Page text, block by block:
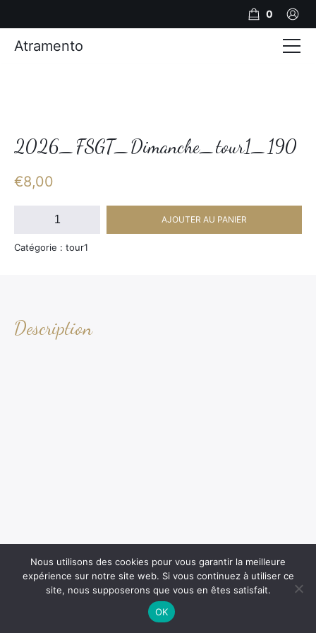
2026_FSGT_Dimanche_tour1_190
€8,00
quantité
2026_FSGT_Dimanche_tour1_190
AJOUTER AU PANIER
Catégorie : tour1
Description
0
Atramento
Photos
Nous utilisons des cookies pour vous garantir la meilleure
expérience sur notre site web. Si vous continuez à utiliser ce
site, nous supposerons que vous en êtes satisfait.
OK